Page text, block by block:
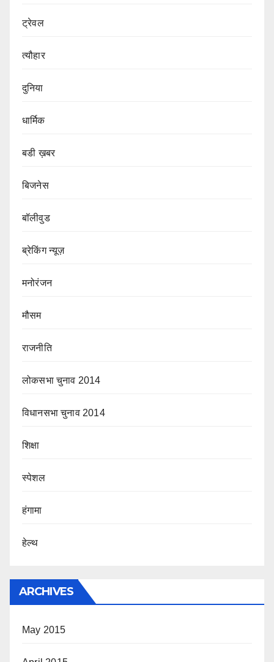
ट्रेवल
त्यौहार
दुनिया
धार्मिक
बडी ख़बर
बिजनेस
बॉलीवुड
ब्रेकिंग न्यूज़
मनोरंजन
मौसम
राजनीति
लोकसभा चुनाव 2014
विधानसभा चुनाव 2014
शिक्षा
स्पेशल
हंगामा
हेल्थ
ARCHIVES
May 2015